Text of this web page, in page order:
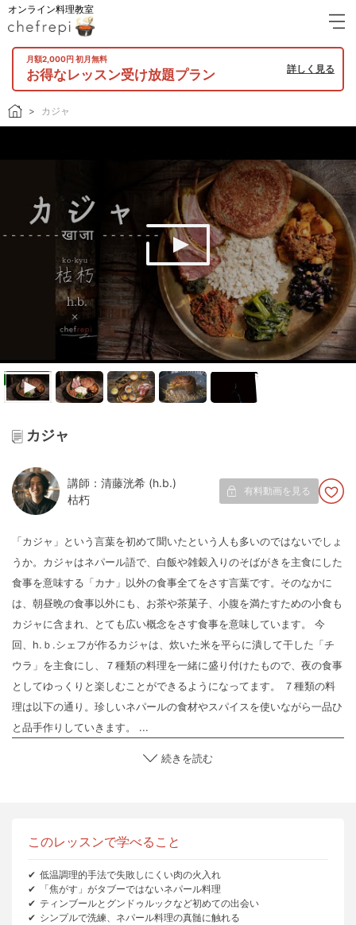
オンライン料理教室
月額2,000円 初月無料
お得なレッスン受け放題プラン 詳しく見る
カジャ
カジャ
講師：清藤洸希 (h.b.)
枯朽
有料動画を見る
「カジャ」という言葉を初めて聞いたという人も多いのではないでしょ
うか。カジャはネパール語で、白飯や雑穀入りのそばがきを主食にした
食事を意味する「カナ」以外の食事全てをさす言葉です。そのなかに
は、朝昼晩の食事以外にも、お茶や茶菓子、小腹を満たすための小食も
カジャに含まれ、とても広い概念をさす食事を意味しています。 今
回、h.ｂ.シェフが作るカジャは、炊いた米を平らに潰して干した「チ
ウラ」を主食にし、７種類の料理を一緒に盛り付けたもので、夜の食事
としてゆっくりと楽しむことができるようになってます。 ７種類の料
理は以下の通り。珍しいネパールの食材やスパイスを使いながら一品ひ
と品手作りしていきます。 ...
続きを読む
このレッスンで学べること
低温調理的手法で失敗しにくい肉の火入れ
「焦がす」がタブーではないネパール料理
ティンブールとグンドゥルックなど初めての出会い
シンプルで洗練、ネパール料理の真髄に触れる